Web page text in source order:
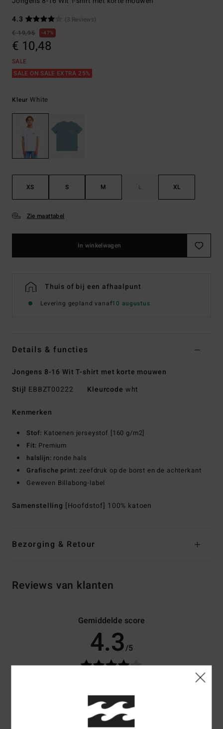
4.3
(3 Reviews)
€ 19,95
47%
€ 10,48
SALE
SALE ON SALE EXTRA 25%
KleurWhite
XS S M L XL
Zie maattabel
In winkelwagen
Thuis of bij een afhaalpunt
Levering gepland vanaf10 augustus
Details & functies
Jongens 8-16 Wit T-shirt met korte mouwen
Stijl EBBZT00222 Kleurcode wht
Kenmerken
Stof: Katoenen jerseystof [160 g/m2]
Fit: Premium
halslijn: ronde hals
Grafische print:zeefdruk op de borst en de achterkant
Geweven Billabong-label
Samenstelling [Hoofdstof] 100% katoen
Bezorging & Retour
Reviews van klanten
Gemiddelde score
4.3/5
Prijs-kwaliteitverhouding